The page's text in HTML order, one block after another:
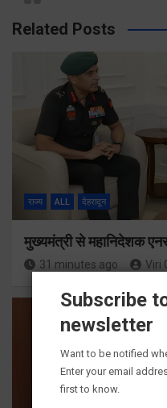
Related Posts
राज्य ALL देहरादून
मुख्यमंत्री से महानिदेशक
31 minutes ago Viri
Subscribe
newsletter
Want to be notified
Enter your email
first to know.